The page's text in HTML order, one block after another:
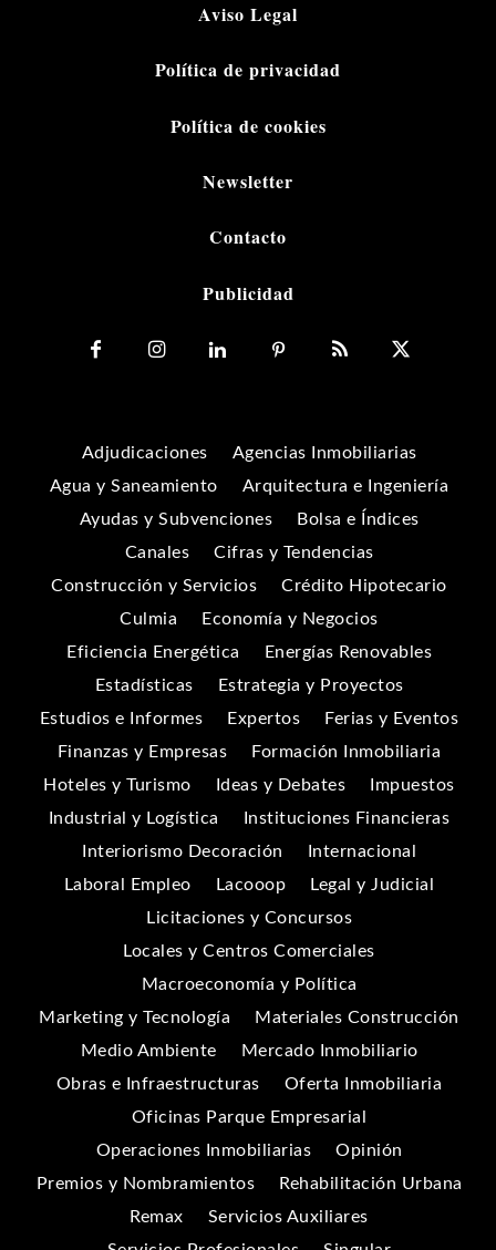
Aviso Legal
Política de privacidad
Política de cookies
Newsletter
Contacto
Publicidad
Adjudicaciones
Agencias Inmobiliarias
Agua y Saneamiento
Arquitectura e Ingeniería
Ayudas y Subvenciones
Bolsa e Índices
Canales
Cifras y Tendencias
Construcción y Servicios
Crédito Hipotecario
Culmia
Economía y Negocios
Eficiencia Energética
Energías Renovables
Estadísticas
Estrategia y Proyectos
Estudios e Informes
Expertos
Ferias y Eventos
Finanzas y Empresas
Formación Inmobiliaria
Hoteles y Turismo
Ideas y Debates
Impuestos
Industrial y Logística
Instituciones Financieras
Interiorismo Decoración
Internacional
Laboral Empleo
Lacooop
Legal y Judicial
Licitaciones y Concursos
Locales y Centros Comerciales
Macroeconomía y Política
Marketing y Tecnología
Materiales Construcción
Medio Ambiente
Mercado Inmobiliario
Obras e Infraestructuras
Oferta Inmobiliaria
Oficinas Parque Empresarial
Operaciones Inmobiliarias
Opinión
Premios y Nombramientos
Rehabilitación Urbana
Remax
Servicios Auxiliares